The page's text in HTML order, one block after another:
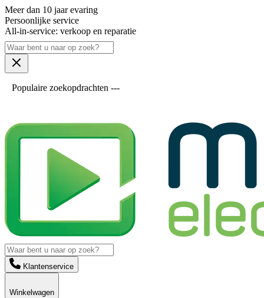
Meer dan 10 jaar evaring
Persoonlijke service
All-in-service: verkoop en reparatie
Populaire zoekopdrachten ---
Klantenservice
Winkelwagen